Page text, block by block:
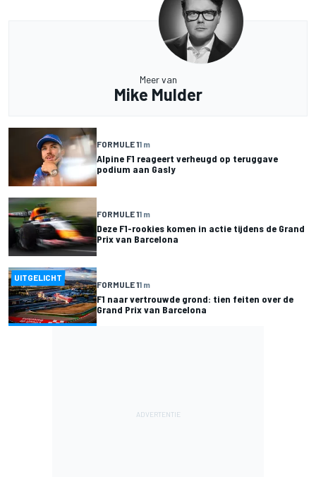
Meer van
Mike Mulder
FORMULE 11 m
Alpine F1 reageert verheugd op teruggave
podium aan Gasly
FORMULE 11 m
Deze F1-rookies komen in actie tijdens de Grand
Prix van Barcelona
UITGELICHT
FORMULE 11 m
F1 naar vertrouwde grond: tien feiten over de
Grand Prix van Barcelona